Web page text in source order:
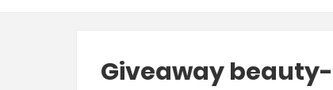
Giveaway